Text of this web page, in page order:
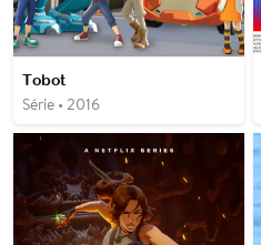
Tobot
Série • 2016